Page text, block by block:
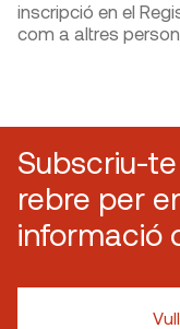
inscripció en el
com a altres
Subscriu-
rebre per
informació